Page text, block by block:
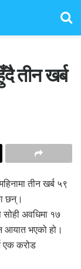
तीन खर्ब
तीन खर्ब ५९
छन्।
अवधिमा १७
आयात भएको हो।
एक करोड